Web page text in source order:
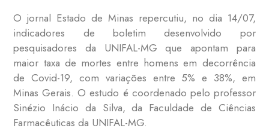
O jornal Estado de Minas repercutiu, no dia 14/07,
indicadores de boletim desenvolvido por
pesquisadores da UNIFAL-MG que apontam para
maior taxa de mortes entre homens em decorrência
de Covid-19, com variações entre 5% e 38%, em
Minas Gerais. O estudo é coordenado pelo professor
Sinézio Inácio da Silva, da Faculdade de Ciências
Farmacêuticas da UNIFAL-MG.